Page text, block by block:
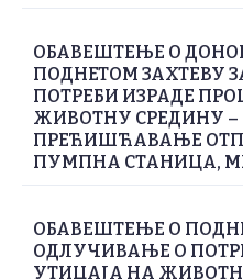
ОБАВЕШТЕЊЕ О
ПОДНЕТОМ ЗАХТЕВУ
ПОТРЕБИ ИЗРАДЕ
ЖИВОТНУ СРЕДИНУ –
ПРЕЋИШЋАВАЊЕ
ПУМПНА СТАНИЦА,
ОБАВЕШТЕЊЕ О
ОДЛУЧИВАЊЕ О
УТИЦАЈА НА